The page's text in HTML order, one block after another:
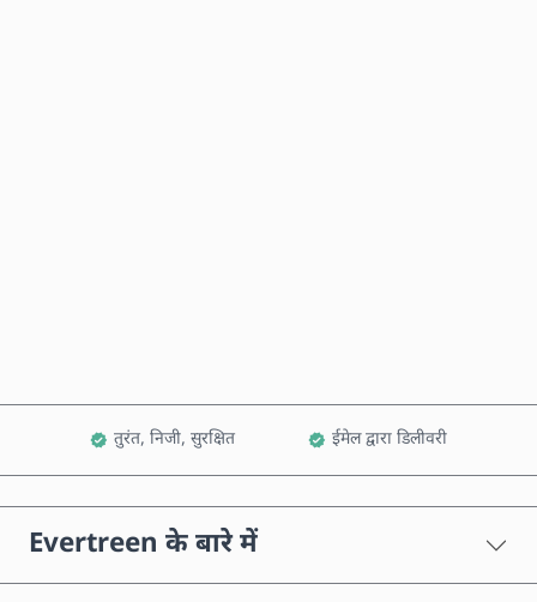
तुरंत, निजी, सुरक्षित ईमेल द्वारा डिलीवरी
Evertreen के बारे में